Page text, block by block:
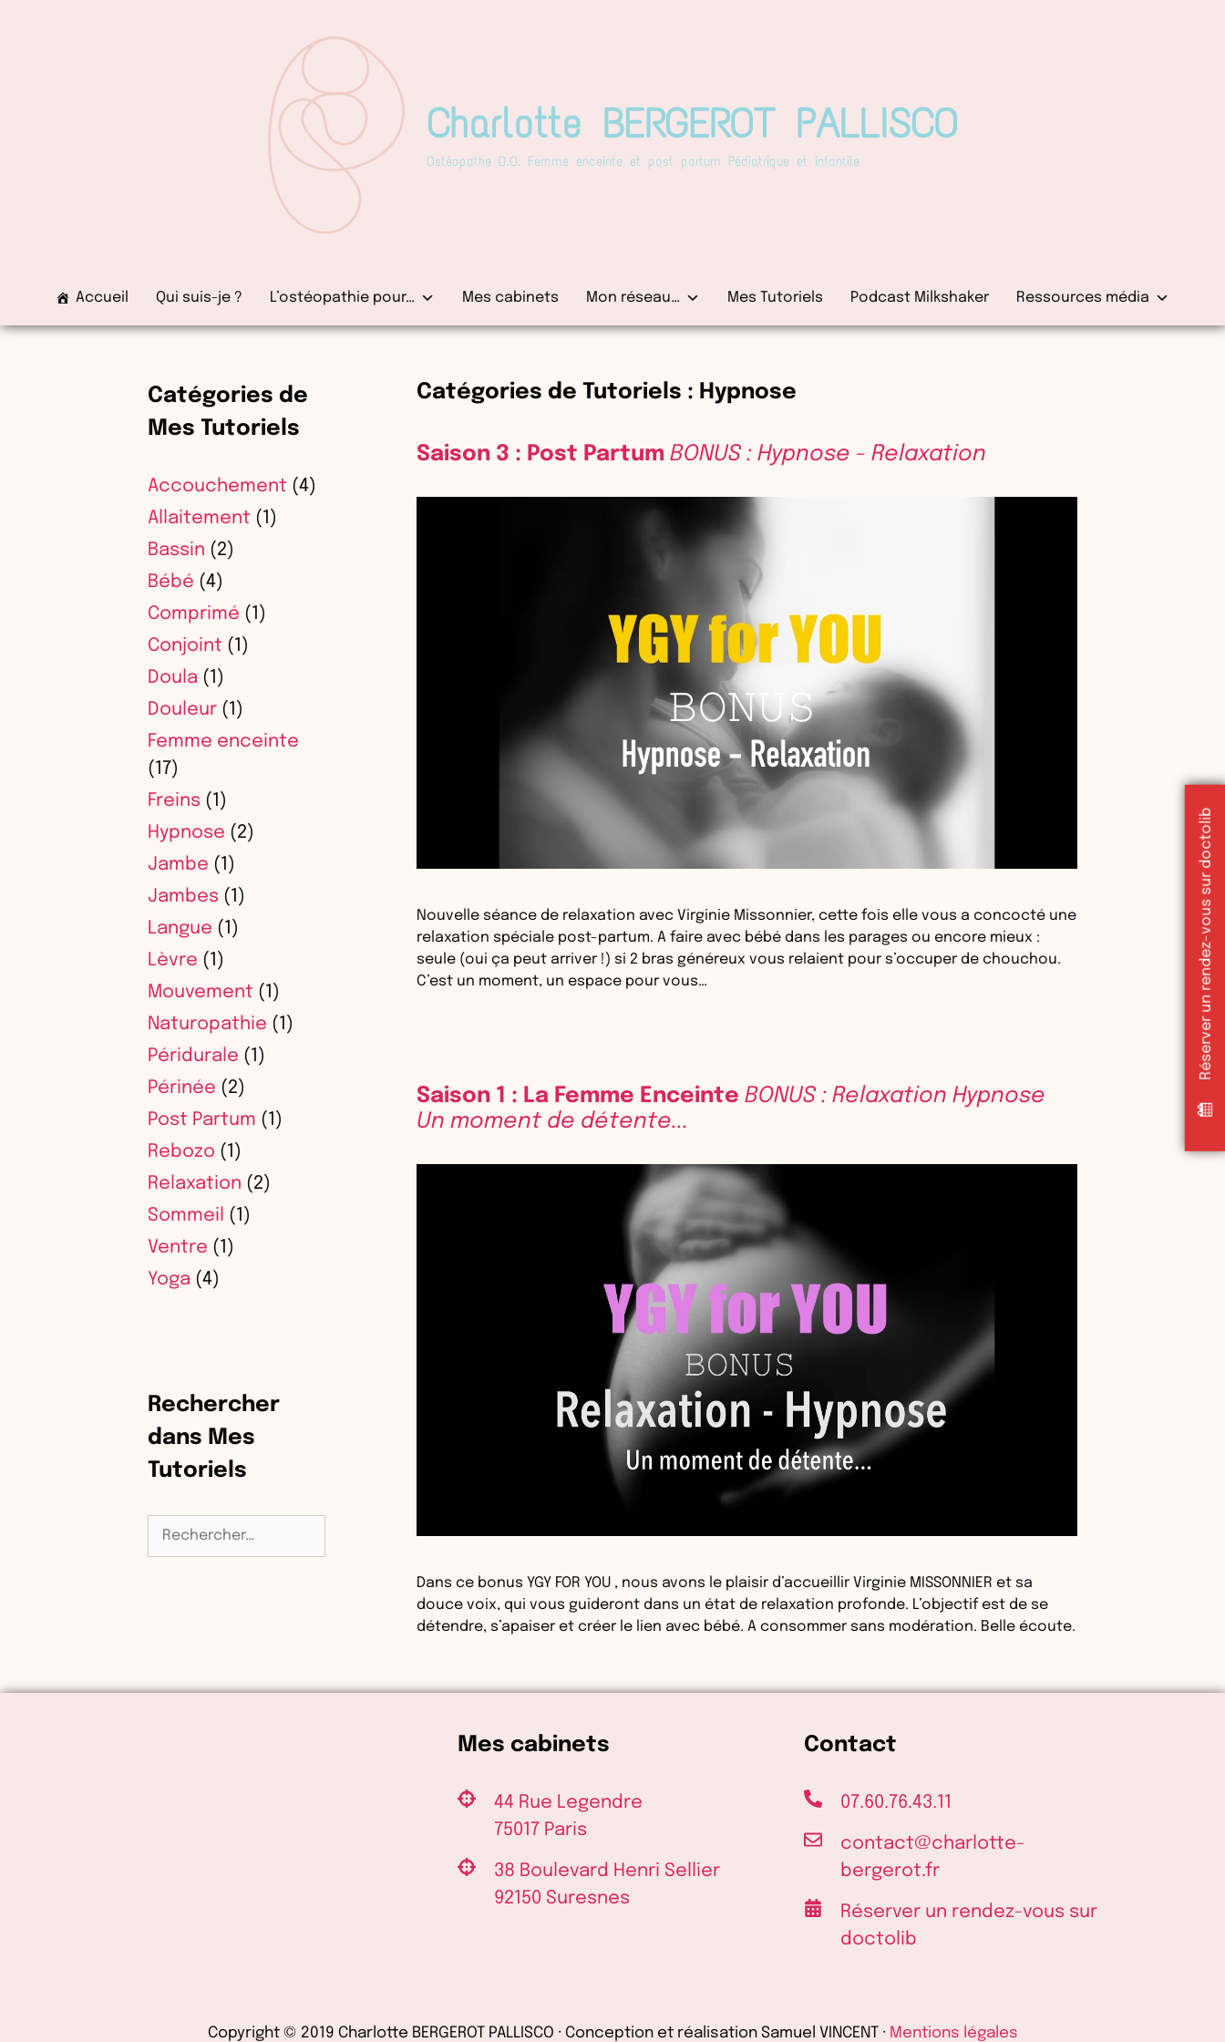
Charlotte BERGEROT PALLISCO
Ostéopathe D.O. Femme enceinte et post partum Pédiatrique et infantile
Accueil Qui suis-je ? L’ostéopathie pour… Mes cabinets Mon réseau… Mes Tutoriels Podcast Milkshaker Ressources média
Catégories de Tutoriels : Hypnose
Saison 3 : Post Partum BONUS : Hypnose - Relaxation
Nouvelle séance de relaxation avec Virginie Missonnier, cette fois elle vous a concocté une
relaxation spéciale post-partum. A faire avec bébé dans les parages ou encore mieux :
seule (oui ça peut arriver !) si 2 bras généreux vous relaient pour s’occuper de chouchou.
C’est un moment, un espace pour vous…
Saison 1 : La Femme Enceinte BONUS : Relaxation Hypnose
Un moment de détente...
Dans ce bonus YGY FOR YOU , nous avons le plaisir d’accueillir Virginie MISSONNIER et sa
douce voix, qui vous guideront dans un état de relaxation profonde. L’objectif est de se
détendre, s’apaiser et créer le lien avec bébé. A consommer sans modération. Belle écoute.
Catégories de
Mes Tutoriels
Accouchement (4)
Allaitement (1)
Bassin (2)
Bébé (4)
Comprimé (1)
Conjoint (1)
Doula (1)
Douleur (1)
Femme enceinte
(17)
Freins (1)
Hypnose (2)
Jambe (1)
Jambes (1)
Langue (1)
Lèvre (1)
Mouvement (1)
Naturopathie (1)
Péridurale (1)
Périnée (2)
Post Partum (1)
Rebozo (1)
Relaxation (2)
Sommeil (1)
Ventre (1)
Yoga (4)
Rechercher
dans Mes
Tutoriels
Rechercher :
Mes cabinets
44 Rue Legendre
75017 Paris
38 Boulevard Henri Sellier
92150 Suresnes
Contact
07.60.76.43.11
contact@charlotte-
bergerot.fr
Réserver un rendez-vous sur
doctolib
Copyright © 2019 Charlotte BERGEROT PALLISCO · Conception et réalisation Samuel VINCENT · Mentions légales
Réserver un rendez-vous sur doctolib